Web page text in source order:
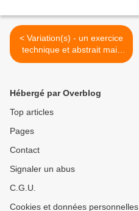
< Variation(s) - un exercice
technique et abstrait mais
qui reste cependant très
Hébergé par Overblog
Top articles
Pages
Contact
Signaler un abus
C.G.U.
Cookies et données personnelles